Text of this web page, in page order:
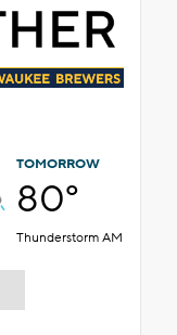
TOMORROW
80°
Thunderstorm AM